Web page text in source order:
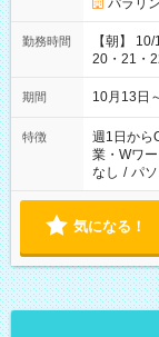
パラリ
勤務時間
【朝】
20・21・
【夕方】
10/22→「
け、夕方
期間 10月13日
特徴 週1日から
業・Wワ
なし / パ
気になる！